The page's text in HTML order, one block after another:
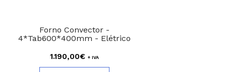
Forno Convector -
4*Tab600*400mm - Elétrico
1.190,00€ + IVA